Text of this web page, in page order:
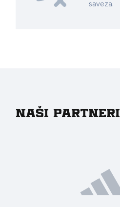
saveza.
Naši partneri